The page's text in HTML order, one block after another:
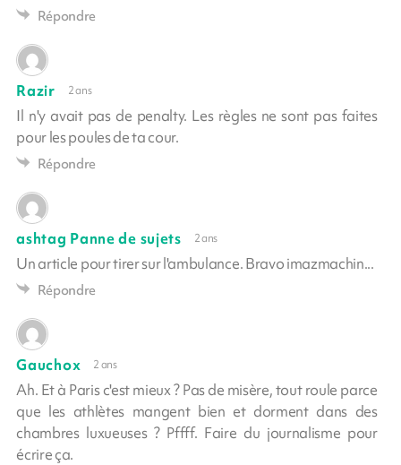
Répondre
Razir 2 ans
Il n'y avait pas de penalty. Les règles ne sont pas faites
pour les poules de ta cour.
Répondre
ashtag Panne de sujets 2 ans
Un article pour tirer sur l'ambulance. Bravo imazmachin...
Répondre
Gauchox 2 ans
Ah. Et à Paris c'est mieux ? Pas de misère, tout roule parce
que les athlètes mangent bien et dorment dans des
chambres luxueuses ? Pffff. Faire du journalisme pour
écrire ça.